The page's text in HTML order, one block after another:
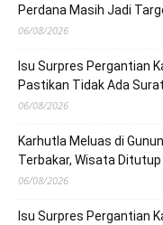
Perdana Masih Jadi
06/08/2026
Isu Surpres Pergantian
Pastikan Tidak Ada
06/08/2026
Karhutla Meluas di
Terbakar, Wisata
06/08/2026
Isu Surpres Pergantian